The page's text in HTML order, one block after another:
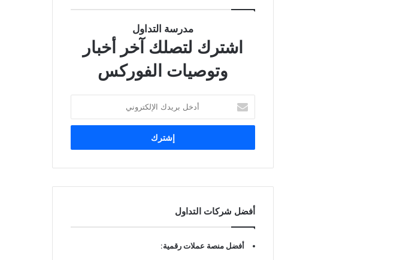
مدرسة التداول
اشترك لتصلك آخر أخبار
وتوصيات الفوركس
خ
ب
د
ا
ل
أفضل شركات التداول
أفضل منصة عملات رقمية: